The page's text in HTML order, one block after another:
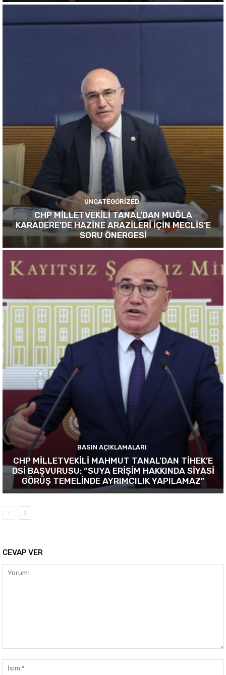
UNCATEGORIZED
CHP MİLLETVEKİLİ TANAL’DAN MUĞLA
KARADERE’DE HAZİNE ARAZİLERİ İÇİN MECLİS’E
SORU ÖNERGESİ
BASIN AÇIKLAMALARI
CHP MİLLETVEKİLİ MAHMUT TANAL’DAN TİHEK’E
DSİ BAŞVURUSU: “SUYA ERİŞİM HAKKINDA SİYASİ
GÖRÜŞ TEMELİNDE AYRIMCILIK YAPILAMAZ”
CEVAP VER